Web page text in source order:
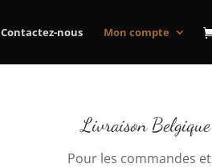
Contactez-nous Mon compte
Livraison Belgique
Pour les commandes et